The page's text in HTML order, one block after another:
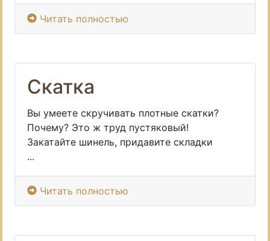
Читать полностью
Скатка
Вы умеете скручивать плотные скатки?
Почему? Это ж труд пустяковый!
Закатайте шинель, придавите складки
...
Читать полностью